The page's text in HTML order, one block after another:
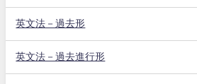
英文法－過去形
英文法－過去進行形